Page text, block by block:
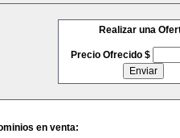
Realizar una
Precio Ofrecido $
en venta: